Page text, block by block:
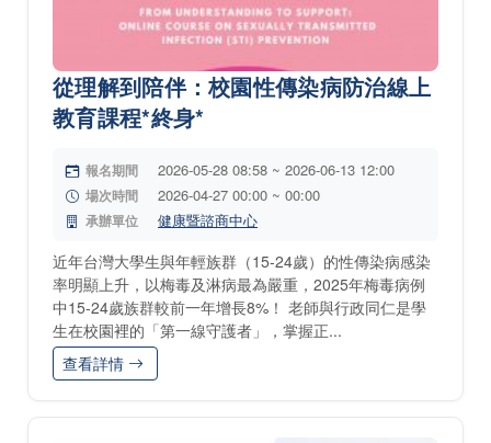
從理解到陪伴：校園性傳染病防治線上
教育課程*終身*
報名期間 2026-05-28 08:58 ~ 2026-06-13 12:00
場次時間 2026-04-27 00:00 ~ 00:00
承辦單位 健康暨諮商中心
近年台灣大學生與年輕族群（15-24歲）的性傳染病感染
率明顯上升，以梅毒及淋病最為嚴重，2025年梅毒病例
中15-24歲族群較前一年增長8%！ 老師與行政同仁是學
生在校園裡的「第一線守護者」，掌握正...
查看詳情